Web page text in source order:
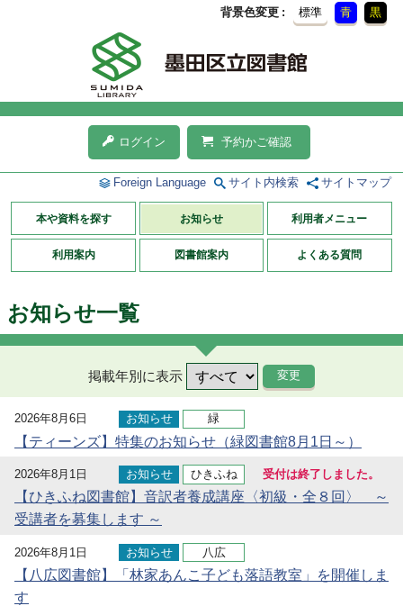
背景色変更 標準 青 黒
ログイン 予約かご確認
Foreign Language サイト内検索 サイトマップ
本や資料を探す お知らせ 利用者メニュー
利用案内 図書館案内 よくある質問
お知らせ一覧
掲載年別に表示
2026年8月6日 お知らせ 緑
【ティーンズ】特集のお知らせ（緑図書館8月1日～）
2026年8月1日 お知らせ ひきふね 受付は終了しました。
【ひきふね図書館】音訳者養成講座〈初級・全８回〉 ～
受講者を募集します ～
2026年8月1日 お知らせ 八広
【八広図書館】「林家あんこ子ども落語教室」を開催しま
す